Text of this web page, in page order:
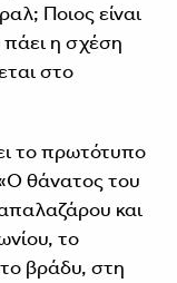
Ποιος είναι
η σχέση
στο
το πρωτότυπο
θάνατος του
και
το
βράδυ, στη